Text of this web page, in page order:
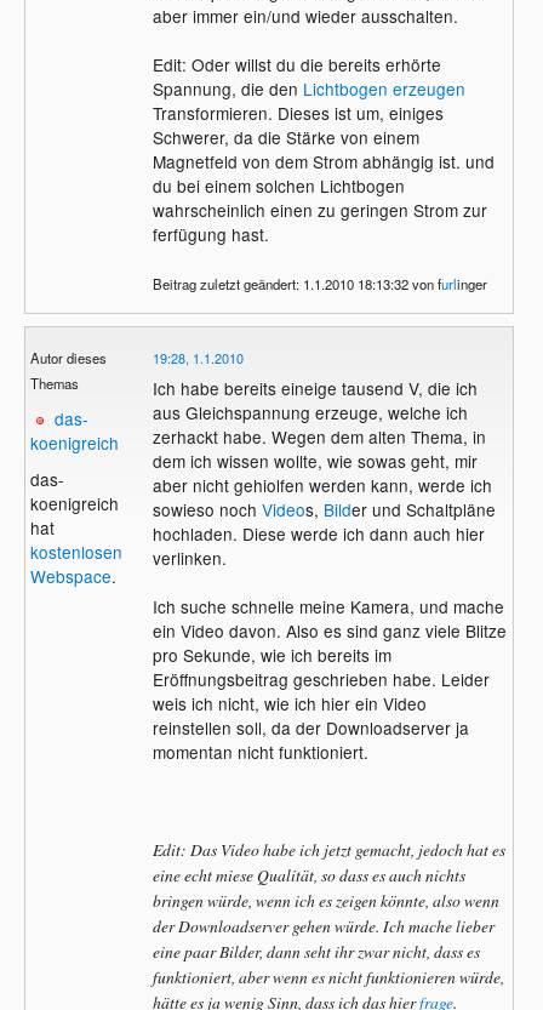
aber immer ein/und wieder ausschalten.
Edit: Oder willst du die bereits erhörte
Spannung, die den Lichtbogen erzeugen
Transformieren. Dieses ist um, einiges
Schwerer, da die Stärke von einem
Magnetfeld von dem Strom abhängig ist. und
du bei einem solchen Lichtbogen
wahrscheinlich einen zu geringen Strom zur
ferfügung hast.
Beitrag zuletzt geändert: 1.1.2010 18:13:32 von furlinger
Autor dieses
Themas
das-
koenigreich
das-
koenigreich
hat
kostenlosen
Webspace.
19:28, 1.1.2010
Ich habe bereits eineige tausend V, die ich
aus Gleichspannung erzeuge, welche ich
zerhackt habe. Wegen dem alten Thema, in
dem ich wissen wollte, wie sowas geht, mir
aber nicht gehiolfen werden kann, werde ich
sowieso noch Videos, Bilder und Schaltpläne
hochladen. Diese werde ich dann auch hier
verlinken.
Ich suche schnelle meine Kamera, und mache
ein Video davon. Also es sind ganz viele Blitze
pro Sekunde, wie ich bereits im
Eröffnungsbeitrag geschrieben habe. Leider
weis ich nicht, wie ich hier ein Video
reinstellen soll, da der Downloadserver ja
momentan nicht funktioniert.
Edit: Das Video habe ich jetzt gemacht, jedoch hat es
eine echt miese Qualität, so dass es auch nichts
bringen würde, wenn ich es zeigen könnte, also wenn
der Downloadserver gehen würde. Ich mache lieber
eine paar Bilder, dann seht ihr zwar nicht, dass es
funktioniert, aber wenn es nicht funktionieren würde,
hätte es ja wenig Sinn, dass ich das hierfrage.